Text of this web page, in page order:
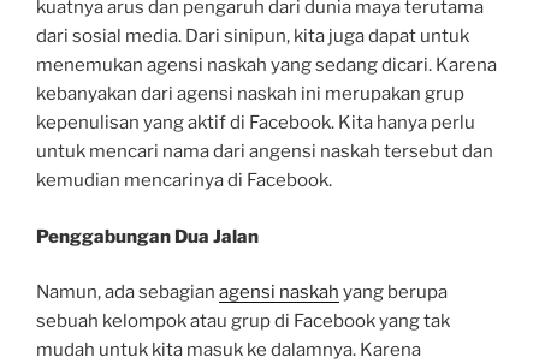
kuatnya arus dan pengaruh dari dunia maya terutama
dari sosial media. Dari sinipun, kita juga dapat untuk
menemukan agensi naskah yang sedang dicari. Karena
kebanyakan dari agensi naskah ini merupakan grup
kepenulisan yang aktif di Facebook. Kita hanya perlu
untuk mencari nama dari angensi naskah tersebut dan
kemudian mencarinya di Facebook.
Penggabungan Dua Jalan
Namun, ada sebagian agensi naskah yang berupa
sebuah kelompok atau grup di Facebook yang tak
mudah untuk kita masuk ke dalamnya. Karena